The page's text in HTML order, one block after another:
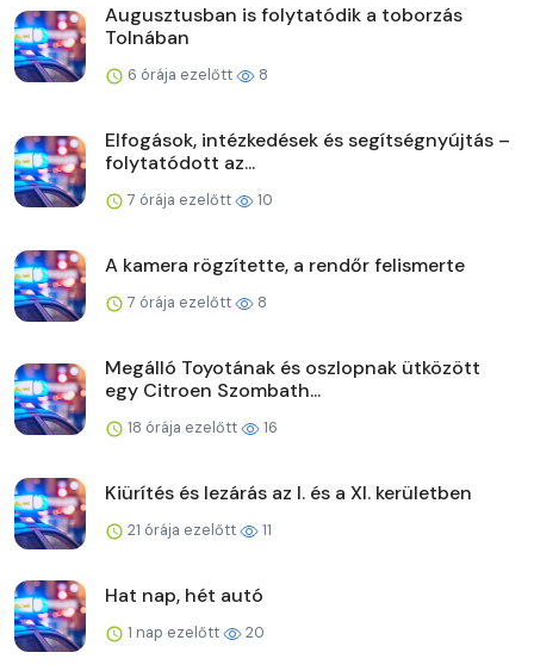
Augusztusban is folytatódik a toborzás
Tolnában
6 órája ezelőtt 8
Elfogások, intézkedések és segítségnyújtás –
folytatódott az...
7 órája ezelőtt 10
A kamera rögzítette, a rendőr felismerte
7 órája ezelőtt 8
Megálló Toyotának és oszlopnak ütközött
egy Citroen Szombath...
18 órája ezelőtt 16
Kiürítés és lezárás az I. és a XI. kerületben
21 órája ezelőtt 11
Hat nap, hét autó
1 nap ezelőtt 20